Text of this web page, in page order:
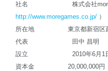
社名 株式会社more
http://www.moregames.co.jp/）
所在地 東京都新宿区西新
代表 田中 昌明
設立 2010年6月1
資本金 20,000,000円（